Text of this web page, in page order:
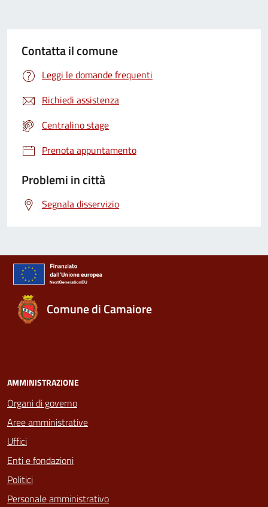
Contatta il comune
Leggi le domande frequenti
Richiedi assistenza
Centralino stage
Prenota appuntamento
Problemi in città
Segnala disservizio
Comune di Camaiore
AMMINISTRAZIONE
Organi di governo
Aree amministrative
Uffici
Enti e fondazioni
Politici
Personale amministrativo